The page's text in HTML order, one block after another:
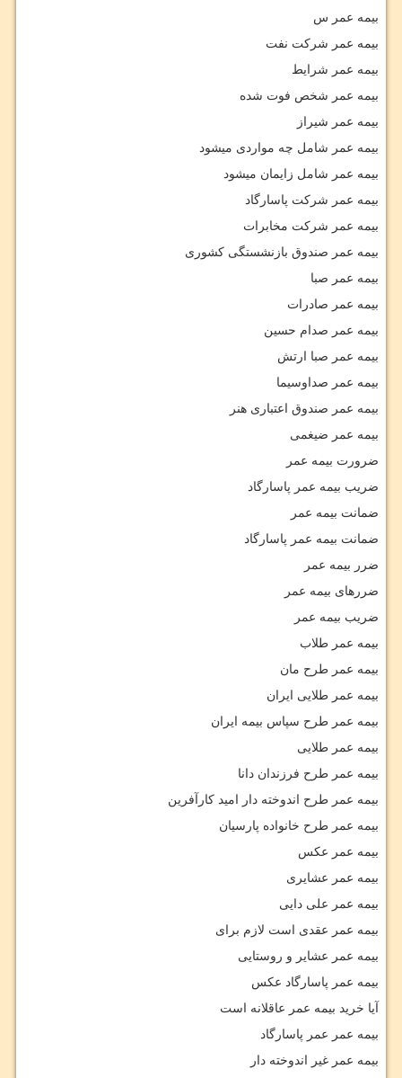
بیمه عمر س
بیمه عمر شرکت نفت
بیمه عمر شرایط
بیمه عمر شخص فوت شده
بیمه عمر شیراز
بیمه عمر شامل چه مواردی میشود
بیمه عمر شامل زایمان میشود
بیمه عمر شرکت پاسارگاد
بیمه عمر شرکت مخابرات
بیمه عمر صندوق بازنشستگی کشوری
بیمه عمر صبا
بیمه عمر صادرات
بیمه عمر صدام حسین
بیمه عمر صبا ارتش
بیمه عمر صداوسیما
بیمه عمر صندوق اعتباری هنر
بیمه عمر ضیغمی
ضرورت بیمه عمر
ضریب بیمه عمر پاسارگاد
ضمانت بیمه عمر
ضمانت بیمه عمر پاسارگاد
ضرر بیمه عمر
ضررهای بیمه عمر
ضریب بیمه عمر
بیمه عمر طلاب
بیمه عمر طرح مان
بیمه عمر طلایی ایران
بیمه عمر طرح سپاس بیمه ایران
بیمه عمر طلایی
بیمه عمر طرح فرزندان دانا
بیمه عمر طرح اندوخته دار امید کارآفرین
بیمه عمر طرح خانواده پارسیان
بیمه عمر عکس
بیمه عمر عشایری
بیمه عمر علی دایی
بیمه عمر عقدی است لازم برای
بیمه عمر عشایر و روستایی
بیمه عمر پاسارگاد عکس
آیا خرید بیمه عمر عاقلانه است
بیمه عمر عمر پاسارگاد
بیمه عمر غیر اندوخته دار